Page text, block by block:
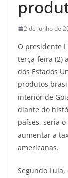
2 de junho de
O presidente
terça-feira (2)
dos Estados
produtos
interior de
diante do
países, seria
aumentar a
americanas.
Segundo